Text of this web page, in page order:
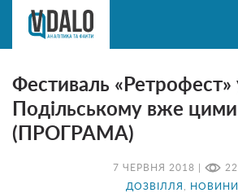
7 ЧЕРВНЯ 2018 |
ДОЗВІЛЛЯ НОВИНИ
Фестиваль «Ретрофест»
Подільському вже
(ПРОГРАМА)